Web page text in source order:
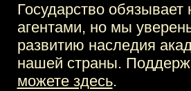
Государство
агентами, но мы
развитию наследия
нашей страны.
можете здесь.